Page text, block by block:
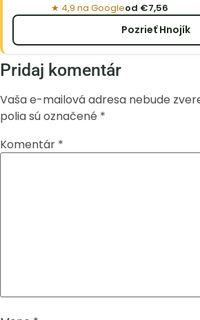
★ 4,9 na Googleod €7,56
Pozrieť Hnojík
Pridaj komentár
Vaša e-mailová adresa nebude
polia sú označené *
Komentár *